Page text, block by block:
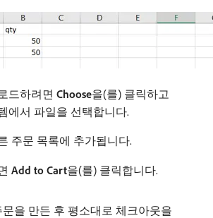
드하려면 Choose​을(를) 클릭하고
에서 파일을 선택합니다.
주문 목록에 추가됩니다.
Add to Cart​을(를) 클릭합니다.
을 만든 후 평소대로 체크아웃을